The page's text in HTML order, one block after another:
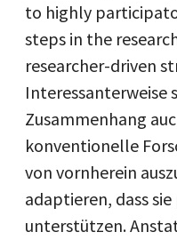
to highly
steps in the
researcher-driven
Interessanterweise
Zusammenhang
konventionelle
von vornherein
adaptieren, dass
unterstützen.